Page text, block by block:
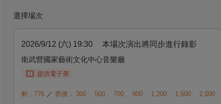
選擇場次
2026/9/12 (六) 19:30
本場次演出將同步進行錄影
衛武營國家藝術文化中心音樂廳
提供電子票
剩：776 ／ 票價： 300 、 500 、 700 、 900 、 1,200 、 1,500 、 2,000 、